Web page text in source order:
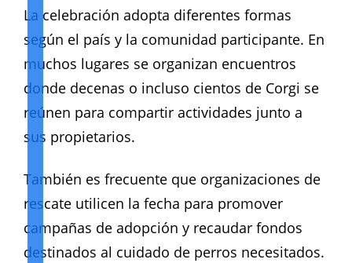
La celebración adopta diferentes formas
según el país y la comunidad participante. En
muchos lugares se organizan encuentros
donde decenas o incluso cientos de Corgi se
reúnen para compartir actividades junto a
sus propietarios.
También es frecuente que organizaciones de
rescate utilicen la fecha para promover
campañas de adopción y recaudar fondos
destinados al cuidado de perros necesitados.